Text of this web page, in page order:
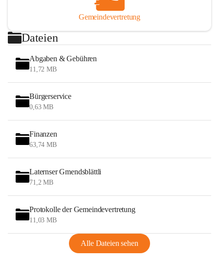
Gemeindevertretung
Dateien
Abgaben & Gebühren
11,72 MB
Bürgerservice
0,63 MB
Finanzen
63,74 MB
Laternser Gmendsblättli
71,2 MB
Protokolle der Gemeindevertretung
11,03 MB
Alle Dateien sehen